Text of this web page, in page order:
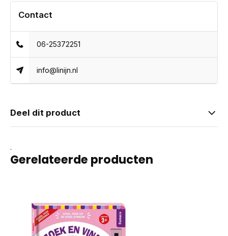
Contact
06-25372251
info@linijn.nl
Deel dit product
.
Gerelateerde producten